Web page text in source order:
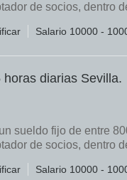
de socios, dentro
Salario 10000 -
diarias Sevilla.
sueldo fijo de entre
de socios, dentro
Salario 10000 -